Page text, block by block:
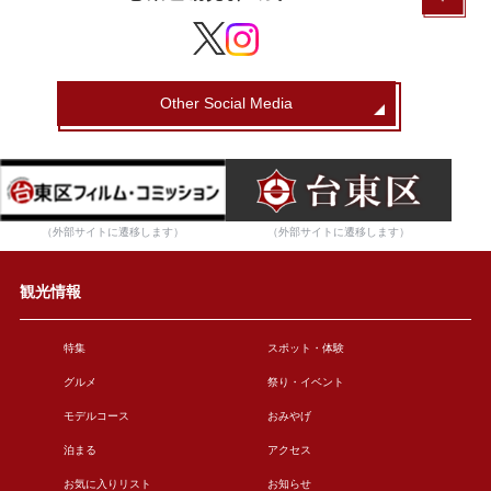
Other Social Media
（外部サイトに遷移します） （外部サイトに遷移します）
観光情報
特集 スポット・体験
グルメ 祭り・イベント
モデルコース おみやげ
泊まる アクセス
お気に入りリスト お知らせ